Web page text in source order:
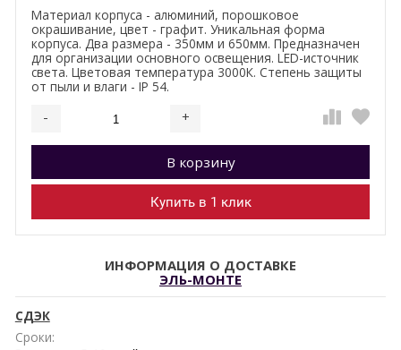
Материал корпуса - алюминий, порошковое
окрашивание, цвет - графит. Уникальная форма
корпуса. Два размера - 350мм и 650мм. Предназначен
для организации основного освещения. LED-источник
света. Цветовая температура 3000К. Степень защиты
от пыли и влаги - IP 54.
- +
Добавляется...
В корзину
Добавлен
Купить в 1 клик
ИНФОРМАЦИЯ О ДОСТАВКЕ
ЭЛЬ-МОНТЕ
СДЭК
Сроки: